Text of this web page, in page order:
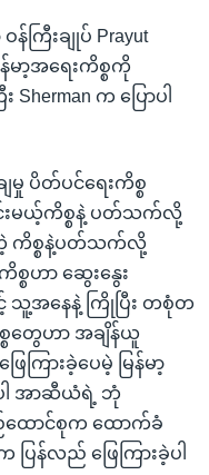
ကြီးချုပ် Prayut
မာ့အရေးကိစ္စကို
က ပြောပါ
မှု ပိတ်ပင်ရေးကိစ္စ
းမယ့်ကိစ္စနဲ့ ပတ်သက်လို့
စ္စနဲ့ပတ်သက်လို့
စဟာ ဆွေးနွေး
သူ့အနေနဲ့ ကြိုပြီး တစုံတ
စတွေဟာ အချိန်ယူ
ကြားခဲ့ပေမဲ့ မြန်မာ့
ါ အာဆီယံရဲ့ ဘုံ
ောင်စုက ထောက်ခံ
ပြန်လည် ဖြေကြားခဲ့ပါ